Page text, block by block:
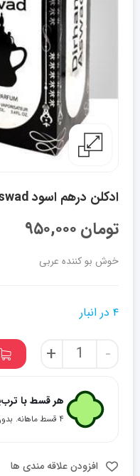
ادکلن درهم اسود Dirham Aswad
۹۵۰,۰۰۰تومان
خوش بو کننده عربی
۴ در انبار
-
ادکلن
درهم
Dirham
Aswad
عدد
+
هر قسط با
۴ قسط ماهانه. بدون سود، چک و ضامن.
افزودن علاقه مندی ها